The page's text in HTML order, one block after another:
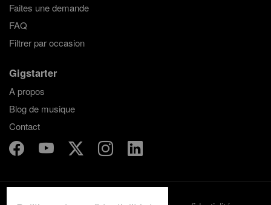
Faites une demande
FAQ
Filtrer par occasion
Gigstarter
A propos
Blog de musique
Contact